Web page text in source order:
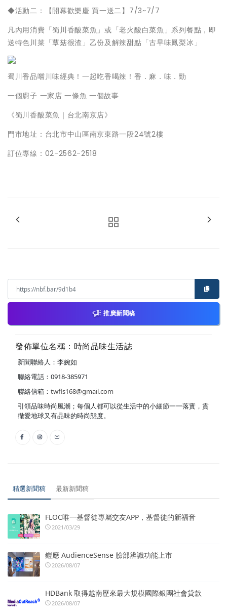
◆活動二：【開幕歡樂慶 買一送二】7/3~7/7
凡內用消費「蜀川香酸菜魚」或「老火酸白菜魚」系列餐點，即
送特色川菜「蕈菇很渣」乙份及解辣甜點「古早味鳳梨冰」
蜀川香品嚐川味經典！一起吃香喝辣！香．麻．味．勁
一個廚子 一家店 一條魚 一個故事
《蜀川香酸菜魚｜台北南京店》
門市地址：台北市中山區南京東路一段24號2樓
訂位專線：02-2562-2518
推廣新聞稿
發佈單位名稱：時尚品味生活誌
新聞聯絡人：李婉如
聯絡電話：0918-385971
聯絡信箱： twfls168@gmail.com
引領品味時尚風潮；每個人都可以從生活中的小細節一一落實，貫
徹愛地球又有品味的時尚態度。
精選新聞稿 最新新聞稿
FLOC唯一基督徒專屬交友APP，基督徒的新福音
2021/03/29
鎧應 AudienceSense 臉部辨識功能上市
2026/08/07
HDBank 取得越南歷來最大規模國際銀團社會貸款
2026/08/07